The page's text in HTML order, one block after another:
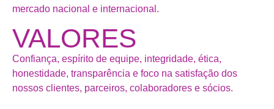
mercado nacional e internacional.
VALORES
Confiança, espírito de equipe, integridade, ética,
honestidade, transparência e foco na satisfação dos
nossos clientes, parceiros, colaboradores e sócios.